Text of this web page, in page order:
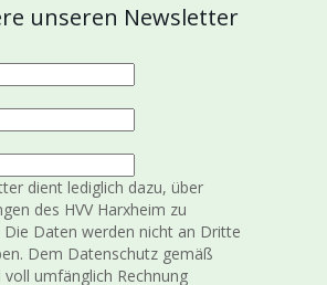
unseren Newsletter
dient lediglich dazu, über
des HVV Harxheim zu
Daten werden nicht an Dritte
Dem Datenschutz gemäß
voll umfänglich Rechnung